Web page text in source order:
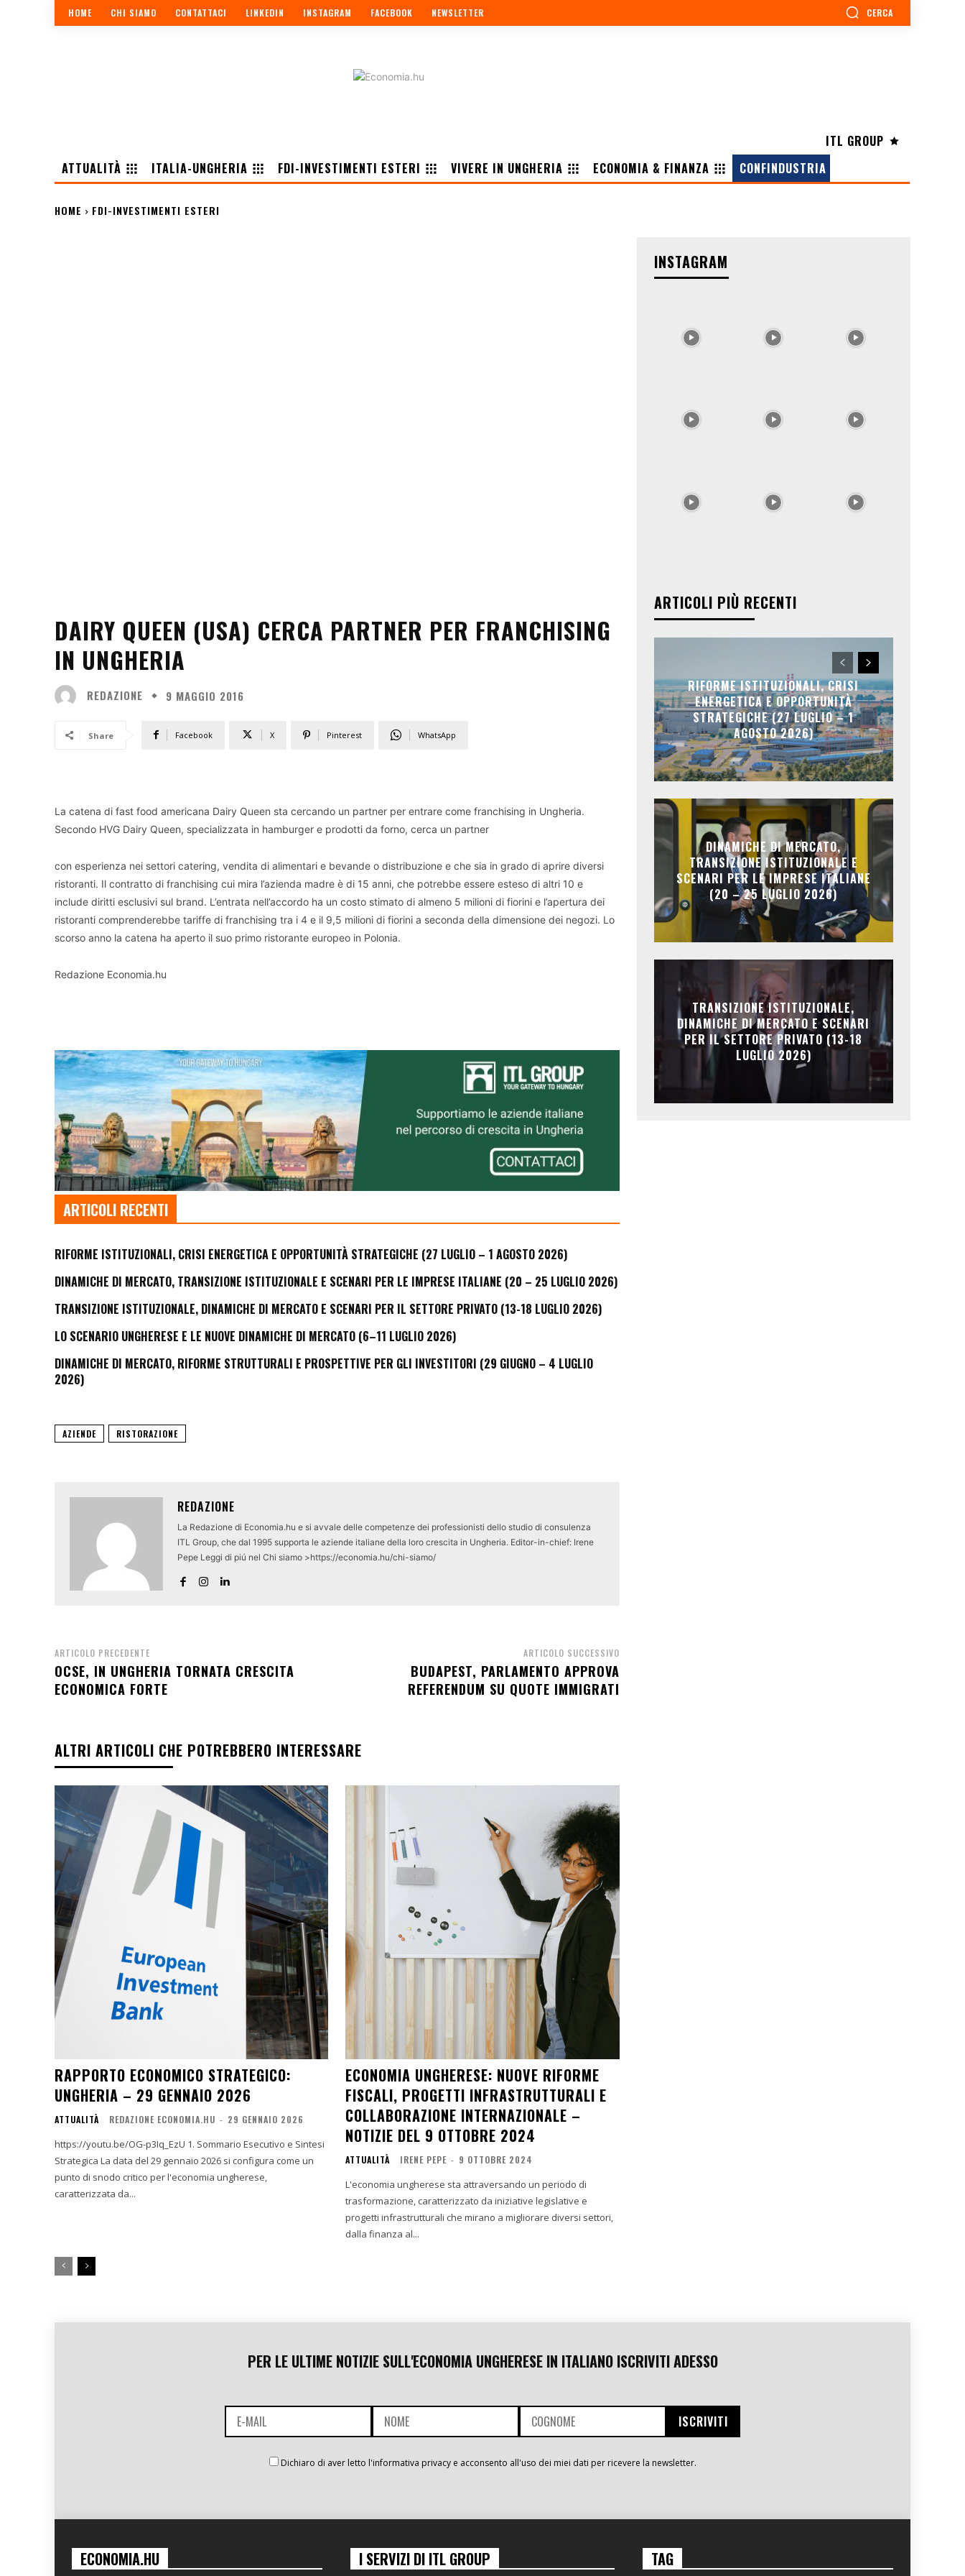
HOME CHI SIAMO CONTATTACI LINKEDIN INSTAGRAM FACEBOOK NEWSLETTER CERCA
ITL GROUP
ATTUALITÀ
ITALIA-UNGHERIA FDI-INVESTIMENTI ESTERI VIVERE IN UNGHERIA ECONOMIA & FINANZA CONFINDUSTRIA
HOME FDI-INVESTIMENTI ESTERI
DAIRY QUEEN (USA) CERCA PARTNER PER FRANCHISING
IN UNGHERIA
REDAZIONE 9 MAGGIO 2016
Share Facebook X Pinterest WhatsApp
La catena di fast food americana Dairy Queen sta cercando un partner per entrare come franchising in Ungheria.
Secondo HVG Dairy Queen, specializzata in hamburger e prodotti da forno, cerca un partner
con esperienza nei settori catering, vendita di alimentari e bevande o distribuzione e che sia in grado di aprire diversi
ristoranti. Il contratto di franchising cui mira l’azienda madre è di 15 anni, che potrebbe essere esteso di altri 10 e
include diritti esclusivi sul brand. L’entrata nell’accordo ha un costo stimato di almeno 5 milioni di fiorini e l’apertura dei
ristoranti comprenderebbe tariffe di franchising tra i 4 e il 9,5 milioni di fiorini a seconda della dimensione dei negozi. Lo
scorso anno la catena ha aperto il suo primo ristorante europeo in Polonia.
Redazione Economia.hu
ARTICOLI RECENTI
RIFORME ISTITUZIONALI, CRISI ENERGETICA E OPPORTUNITÀ STRATEGICHE (27 LUGLIO – 1 AGOSTO 2026)
DINAMICHE DI MERCATO, TRANSIZIONE ISTITUZIONALE E SCENARI PER LE IMPRESE ITALIANE (20 – 25 LUGLIO 2026)
TRANSIZIONE ISTITUZIONALE, DINAMICHE DI MERCATO E SCENARI PER IL SETTORE PRIVATO (13-18 LUGLIO 2026)
LO SCENARIO UNGHERESE E LE NUOVE DINAMICHE DI MERCATO (6–11 LUGLIO 2026)
DINAMICHE DI MERCATO, RIFORME STRUTTURALI E PROSPETTIVE PER GLI INVESTITORI (29 GIUGNO – 4 LUGLIO
2026)
AZIENDE RISTORAZIONE
REDAZIONE
La Redazione di Economia.hu e si avvale delle competenze dei professionisti dello studio di consulenza
ITL Group, che dal 1995 supporta le aziende italiane della loro crescita in Ungheria. Editor-in-chief: Irene
Pepe Leggi di piú nel Chi siamo >https://economia.hu/chi-siamo/
ARTICOLO PRECEDENTE
OCSE, IN UNGHERIA TORNATA CRESCITA
ECONOMICA FORTE
ARTICOLO SUCCESSIVO
BUDAPEST, PARLAMENTO APPROVA
REFERENDUM SU QUOTE IMMIGRATI
ALTRI ARTICOLI CHE POTREBBERO INTERESSARE
RAPPORTO ECONOMICO STRATEGICO:
UNGHERIA – 29 GENNAIO 2026
ATTUALITÀ REDAZIONE ECONOMIA.HU - 29 GENNAIO 2026
https://youtu.be/OG-p3Iq_EzU 1. Sommario Esecutivo e Sintesi
Strategica La data del 29 gennaio 2026 si configura come un
punto di snodo critico per l'economia ungherese,
caratterizzata da...
ECONOMIA UNGHERESE: NUOVE RIFORME
FISCALI, PROGETTI INFRASTRUTTURALI E
COLLABORAZIONE INTERNAZIONALE –
NOTIZIE DEL 9 OTTOBRE 2024
ATTUALITÀ IRENE PEPE - 9 OTTOBRE 2024
L'economia ungherese sta attraversando un periodo di
trasformazione, caratterizzato da iniziative legislative e
progetti infrastrutturali che mirano a migliorare diversi settori,
dalla finanza al...
INSTAGRAM
ARTICOLI PIÙ RECENTI
RIFORME ISTITUZIONALI, CRISI
ENERGETICA E OPPORTUNITÀ
STRATEGICHE (27 LUGLIO – 1
AGOSTO 2026)
DINAMICHE DI MERCATO,
TRANSIZIONE ISTITUZIONALE E
SCENARI PER LE IMPRESE ITALIANE
(20 – 25 LUGLIO 2026)
TRANSIZIONE ISTITUZIONALE,
DINAMICHE DI MERCATO E SCENARI
PER IL SETTORE PRIVATO (13-18
LUGLIO 2026)
PER LE ULTIME NOTIZIE SULL'ECONOMIA UNGHERESE IN ITALIANO ISCRIVITI ADESSO
Dichiaro di aver letto l'informativa privacy e acconsento all'uso dei miei dati per ricevere la newsletter.
ECONOMIA.HU I SERVIZI DI ITL GROUP TAG